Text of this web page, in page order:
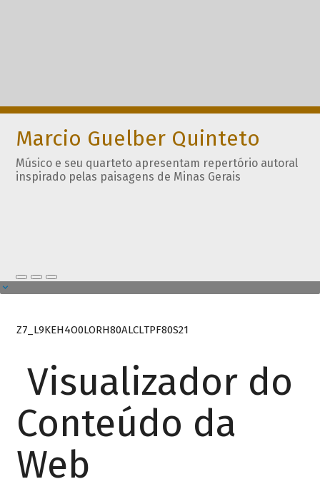
Marcio Guelber Quinteto
Músico e seu quarteto apresentam repertório autoral
inspirado pelas paisagens de Minas Gerais
Z7_L9KEH4O0LORH80ALCLTPF80S21
Visualizador do
Conteúdo da
Web